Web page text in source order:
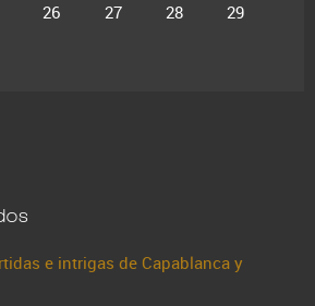
26 27 28
29
e intrigas de Capablanca y